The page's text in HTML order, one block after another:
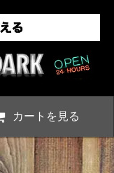
カートを見る